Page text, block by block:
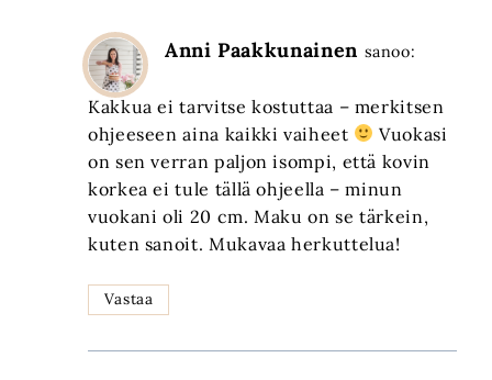
Anni Paakkunainen sanoo:
Kakkua ei tarvitse kostuttaa – merkitsen
ohjeeseen aina kaikki vaiheet
Vuokasi
on sen verran paljon isompi, että kovin
korkea ei tule tällä ohjeella – minun
vuokani oli 20 cm. Maku on se tärkein,
kuten sanoit. Mukavaa herkuttelua!
Vastaa